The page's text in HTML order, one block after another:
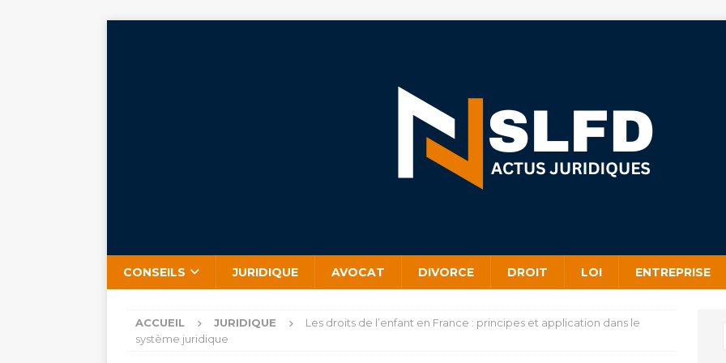
CONSEILS JURIDIQUE AVOCAT DIVORCE DROIT LOI ENTREPRISE
ACCUEIL JURIDIQUE
Les droits de l’enfant en France : principes et application dans le
système juridique